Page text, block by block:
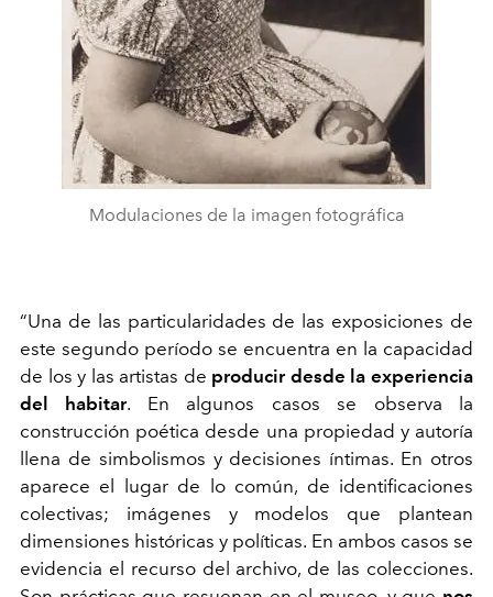
Modulaciones de la imagen fotográfica
“Una de las particularidades de las exposiciones de
este segundo período se encuentra en la capacidad
de los y las artistas de producir desde la experiencia
del habitar. En algunos casos se observa la
construcción poética desde una propiedad y autoría
llena de simbolismos y decisiones íntimas. En otros
aparece el lugar de lo común, de identificaciones
colectivas; imágenes y modelos que plantean
dimensiones históricas y políticas. En ambos casos se
evidencia el recurso del archivo, de las colecciones.